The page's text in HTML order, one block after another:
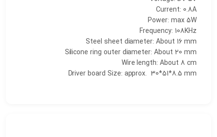
Current: 0.8A
Power: max 5W
Frequency: 108KHz
Steel sheet diameter: About 16 mm
Silicone ring outer diameter: About 20 mm
Wire length: About 8 cm
Driver board Size: approx. 30*51*8.5 mm